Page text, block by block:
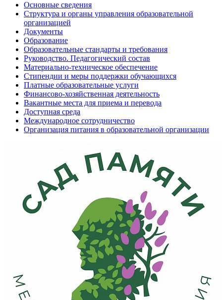
Основные сведения
Структура и органы управления образовательной
организацией
Документы
Образование
Образовательные стандарты и требования
Руководство. Педагогический состав
Материально-техническое обеспечение
Стипендии и меры поддержки обучающихся
Платные образовательные услуги
Финансово-хозяйственная деятельность
Вакантные места для приема и перевода
Доступная среда
Международное сотрудничество
Организация питания в образовательной организации